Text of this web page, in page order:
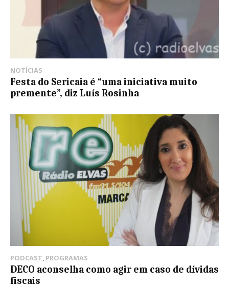
NOTÍCIAS
Festa do Sericaia é “uma iniciativa muito
premente”, diz Luís Rosinha
PODCAST, PROGRAMAS
DECO aconselha como agir em caso de dívidas
fiscais